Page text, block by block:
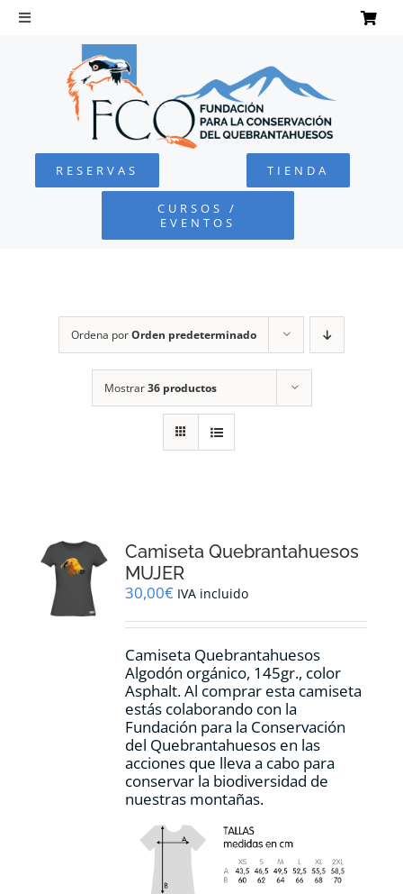
Saltar
Toggle
Navigation
QUEBRANTAHUESOS
FUNDACIÓN
CONTACTO
CARRITO
RESERVAS TIENDA
CURSOS /
EVENTOS
Ordena porOrden predeterminado
Mostrar36 productos
Camiseta Quebrantahuesos
MUJER
30,00€ IVA incluido
Camiseta Quebrantahuesos
Algodón orgánico, 145gr., color
Asphalt. Al comprar esta camiseta
estás colaborando con la
Fundación para la Conservación
del Quebrantahuesos en las
acciones que lleva a cabo para
conservar la biodiversidad de
nuestras montañas.